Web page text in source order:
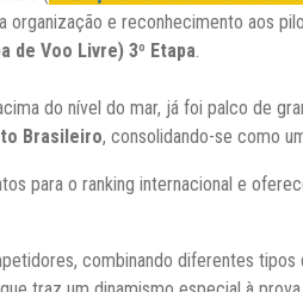
e reconhecimento aos
de Voo Livre) 3º Etapa
do nível do mar, já foi palco de
Brasileiro, consolidando-se como
para o ranking internacional e
combinando diferentes